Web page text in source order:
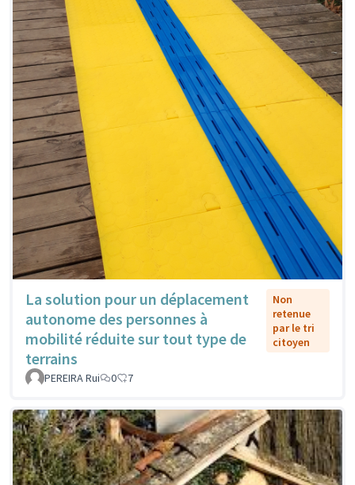
La solution pour un déplacement
autonome des personnes à
mobilité réduite sur tout type de
terrains
Non
retenue
par le tri
citoyen
PEREIRA Rui 0 7